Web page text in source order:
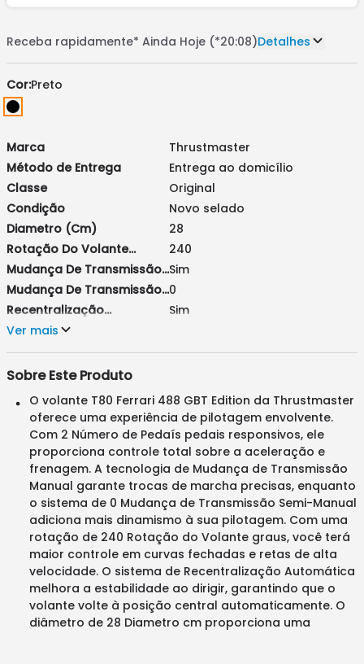
Receba rapidamente* Ainda Hoje (*20:08)Detalhes
Cor:Preto
Marca
Método de Entrega
Classe
Condição
Diametro (cm)
Rotação Do Volante
(degraus)
Mudança De Transmissão
Manual
Mudança De Transmissão
Semi-Manual (Borboleta)
Recentralização
Automática
Modelo
Thrustmaster
Entrega ao domicílio
Original
Novo selado
28
240
Sim
0
Sim
Ver mais
Sobre Este Produto
O volante T80 Ferrari 488 GBT Edition da Thrustmaster
oferece uma experiência de pilotagem envolvente.
Com 2 Número de Pedaís pedais responsivos, ele
proporciona controle total sobre a aceleração e
frenagem. A tecnologia de Mudança de Transmissão
Manual garante trocas de marcha precisas, enquanto
o sistema de 0 Mudança de Transmissão Semi-Manual
adiciona mais dinamismo à sua pilotagem. Com uma
rotação de 240 Rotação do Volante graus, você terá
maior controle em curvas fechadas e retas de alta
velocidade. O sistema de Recentralização Automática
melhora a estabilidade ao dirigir, garantindo que o
volante volte à posição central automaticamente. O
diâmetro de 28 Diametro cm proporciona uma